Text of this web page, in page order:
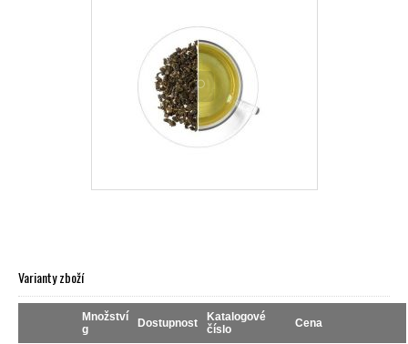
Varianty zboží
Množství
g
Dostupnost
Katalogové
číslo
Cena